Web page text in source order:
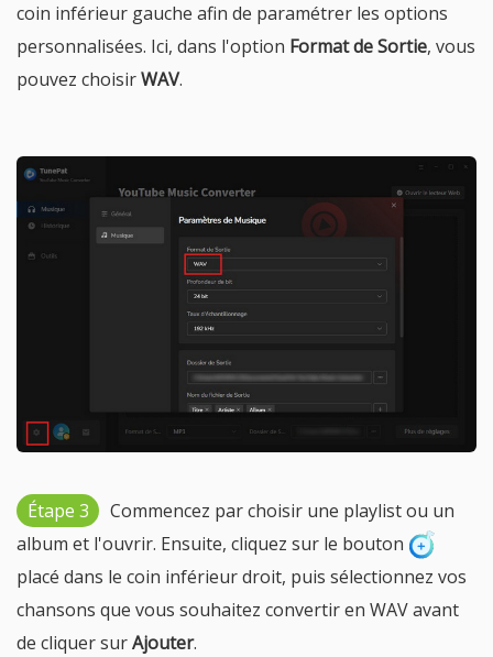
coin inférieur gauche afin de paramétrer les options
personnalisées. Ici, dans l'option Format de Sortie, vous
pouvez choisirWAV.
Étape 3
Commencez par choisir une playlist ou un
album et l'ouvrir. Ensuite, cliquez sur le bouton
placé dans le coin inférieur droit, puis sélectionnez vos
chansons que vous souhaitez convertir en WAV avant
de cliquer surAjouter.